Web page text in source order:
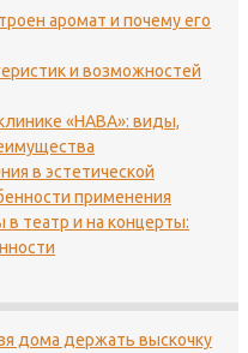
аромат и почему его
и возможностей
«НАВА»: виды,
в эстетической
применения
театр и на концерты:
дома держать выскочку